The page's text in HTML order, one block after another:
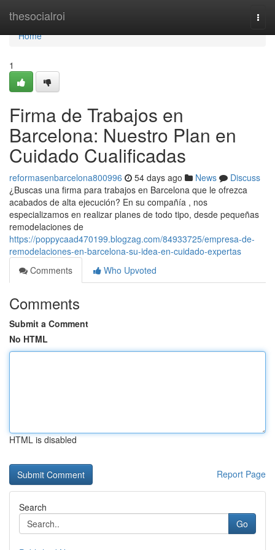
thesocialroi
Home
Home
1
Firma de Trabajos en
Barcelona: Nuestro Plan en
Cuidado Cualificadas
reformasenbarcelona800996 54 days ago News
Discuss
¿Buscas una firma para trabajos en Barcelona que le ofrezca
acabados de alta ejecución? En su compañía , nos
especializamos en realizar planes de todo tipo, desde pequeñas
remodelaciones de
https://poppycaad470199.blogzag.com/84933725/empresa-de-
remodelaciones-en-barcelona-su-idea-en-cuidado-expertas
Comments
Who Upvoted
Comments
Submit a Comment
No HTML
HTML is disabled
Report Page
Search
Go